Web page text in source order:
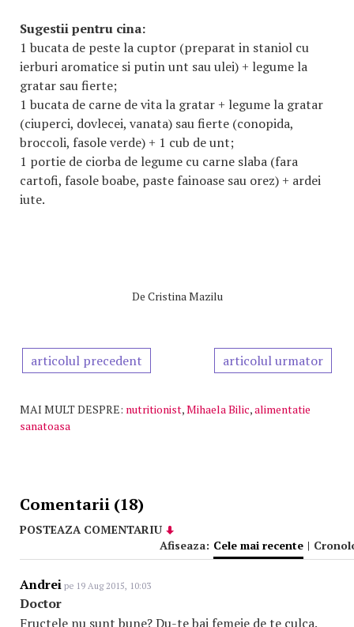
Sugestii pentru cina:
1 bucata de peste la cuptor (preparat in staniol cu
ierburi aromatice si putin unt sau ulei) + legume la
gratar sau fierte;
1 bucata de carne de vita la gratar + legume la gratar
(ciuperci, dovlecei, vanata) sau fierte (conopida,
broccoli, fasole verde) + 1 cub de unt;
1 portie de ciorba de legume cu carne slaba (fara
cartofi, fasole boabe, paste fainoase sau orez) + ardei
iute.
De Cristina Mazilu
articolul precedent articolul urmator
MAI MULT DESPRE: nutritionist,Mihaela Bilic,alimentatie
sanatoasa
Comentarii (18)
POSTEAZA COMENTARIU
Afiseaza: Cele mai recente |
Andrei pe 19 Aug 2015, 10:03
Doctor
Fructele nu sunt bune? Du-te bai femeie de te culca.